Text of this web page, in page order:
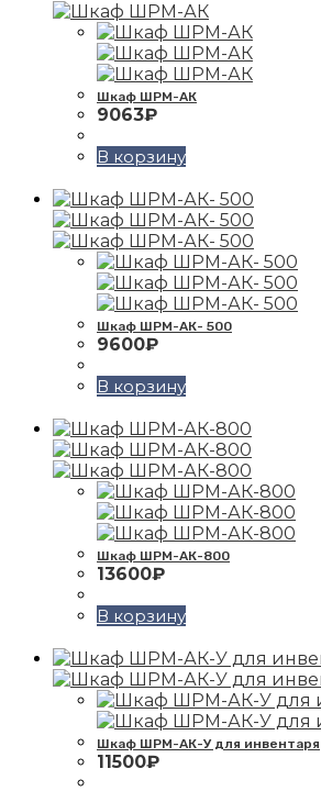
Шкаф ШРМ-АК
9063₽
В корзину
Шкаф ШРМ-АК- 500
9600₽
В корзину
Шкаф ШРМ-АК-800
13600₽
В корзину
Шкаф ШРМ-АК-У для инвентаря
11500₽